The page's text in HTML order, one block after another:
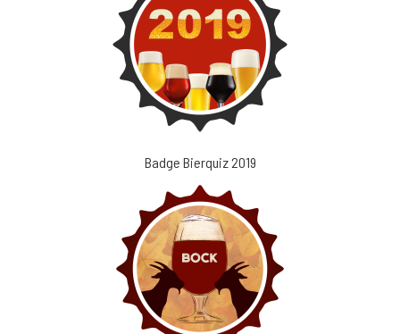
Badge Bierquiz 2019